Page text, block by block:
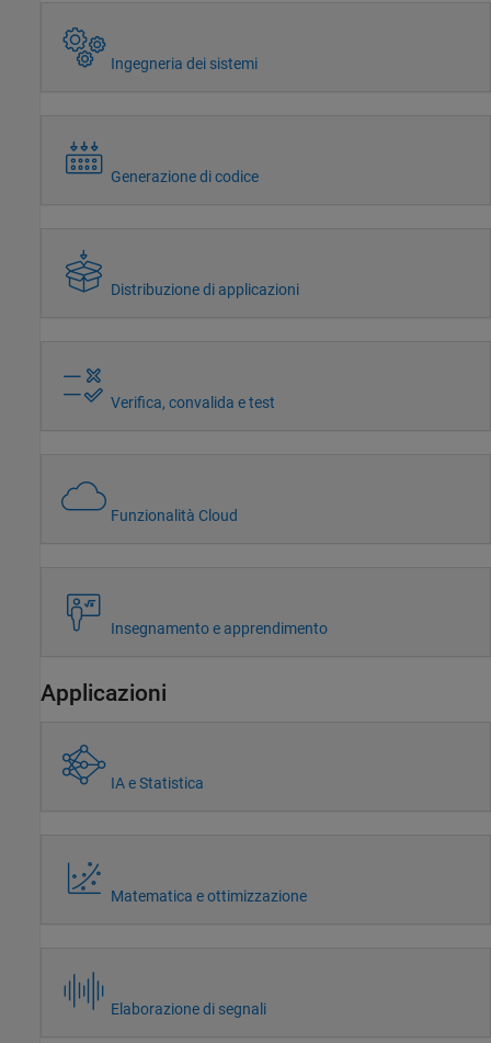
Ingegneria dei sistemi
Generazione di codice
Distribuzione di applicazioni
Verifica, convalida e test
Funzionalità Cloud
Insegnamento e apprendimento
Applicazioni
IA e Statistica
Matematica e ottimizzazione
Elaborazione di segnali